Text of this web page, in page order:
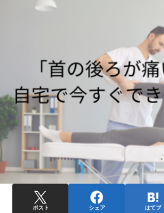
ポスト シェア はてブ